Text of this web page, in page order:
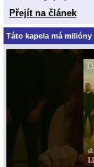
Přejít na článek
Táto kapela má